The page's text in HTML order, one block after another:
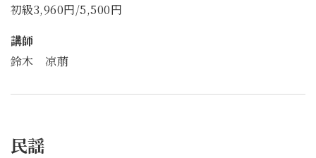
初級3,960円/5,500円
講師
鈴木 凉萠
民謡